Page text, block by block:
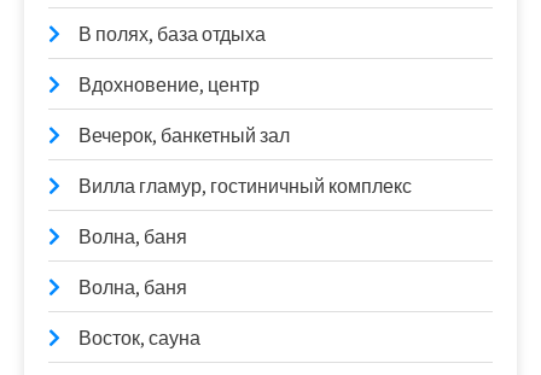
В полях, база отдыха
Вдохновение, центр
Вечерок, банкетный зал
Вилла гламур, гостиничный комплекс
Волна, баня
Волна, баня
Восток, сауна